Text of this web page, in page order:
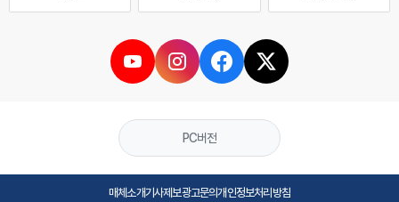
PC버전
매체소개기사제보광고문의개인정보처리방침